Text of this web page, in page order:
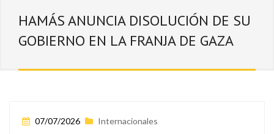
HAMÁS ANUNCIA DISOLUCIÓN DE SU
GOBIERNO EN LA FRANJA DE GAZA
07/07/2026 Internacionales